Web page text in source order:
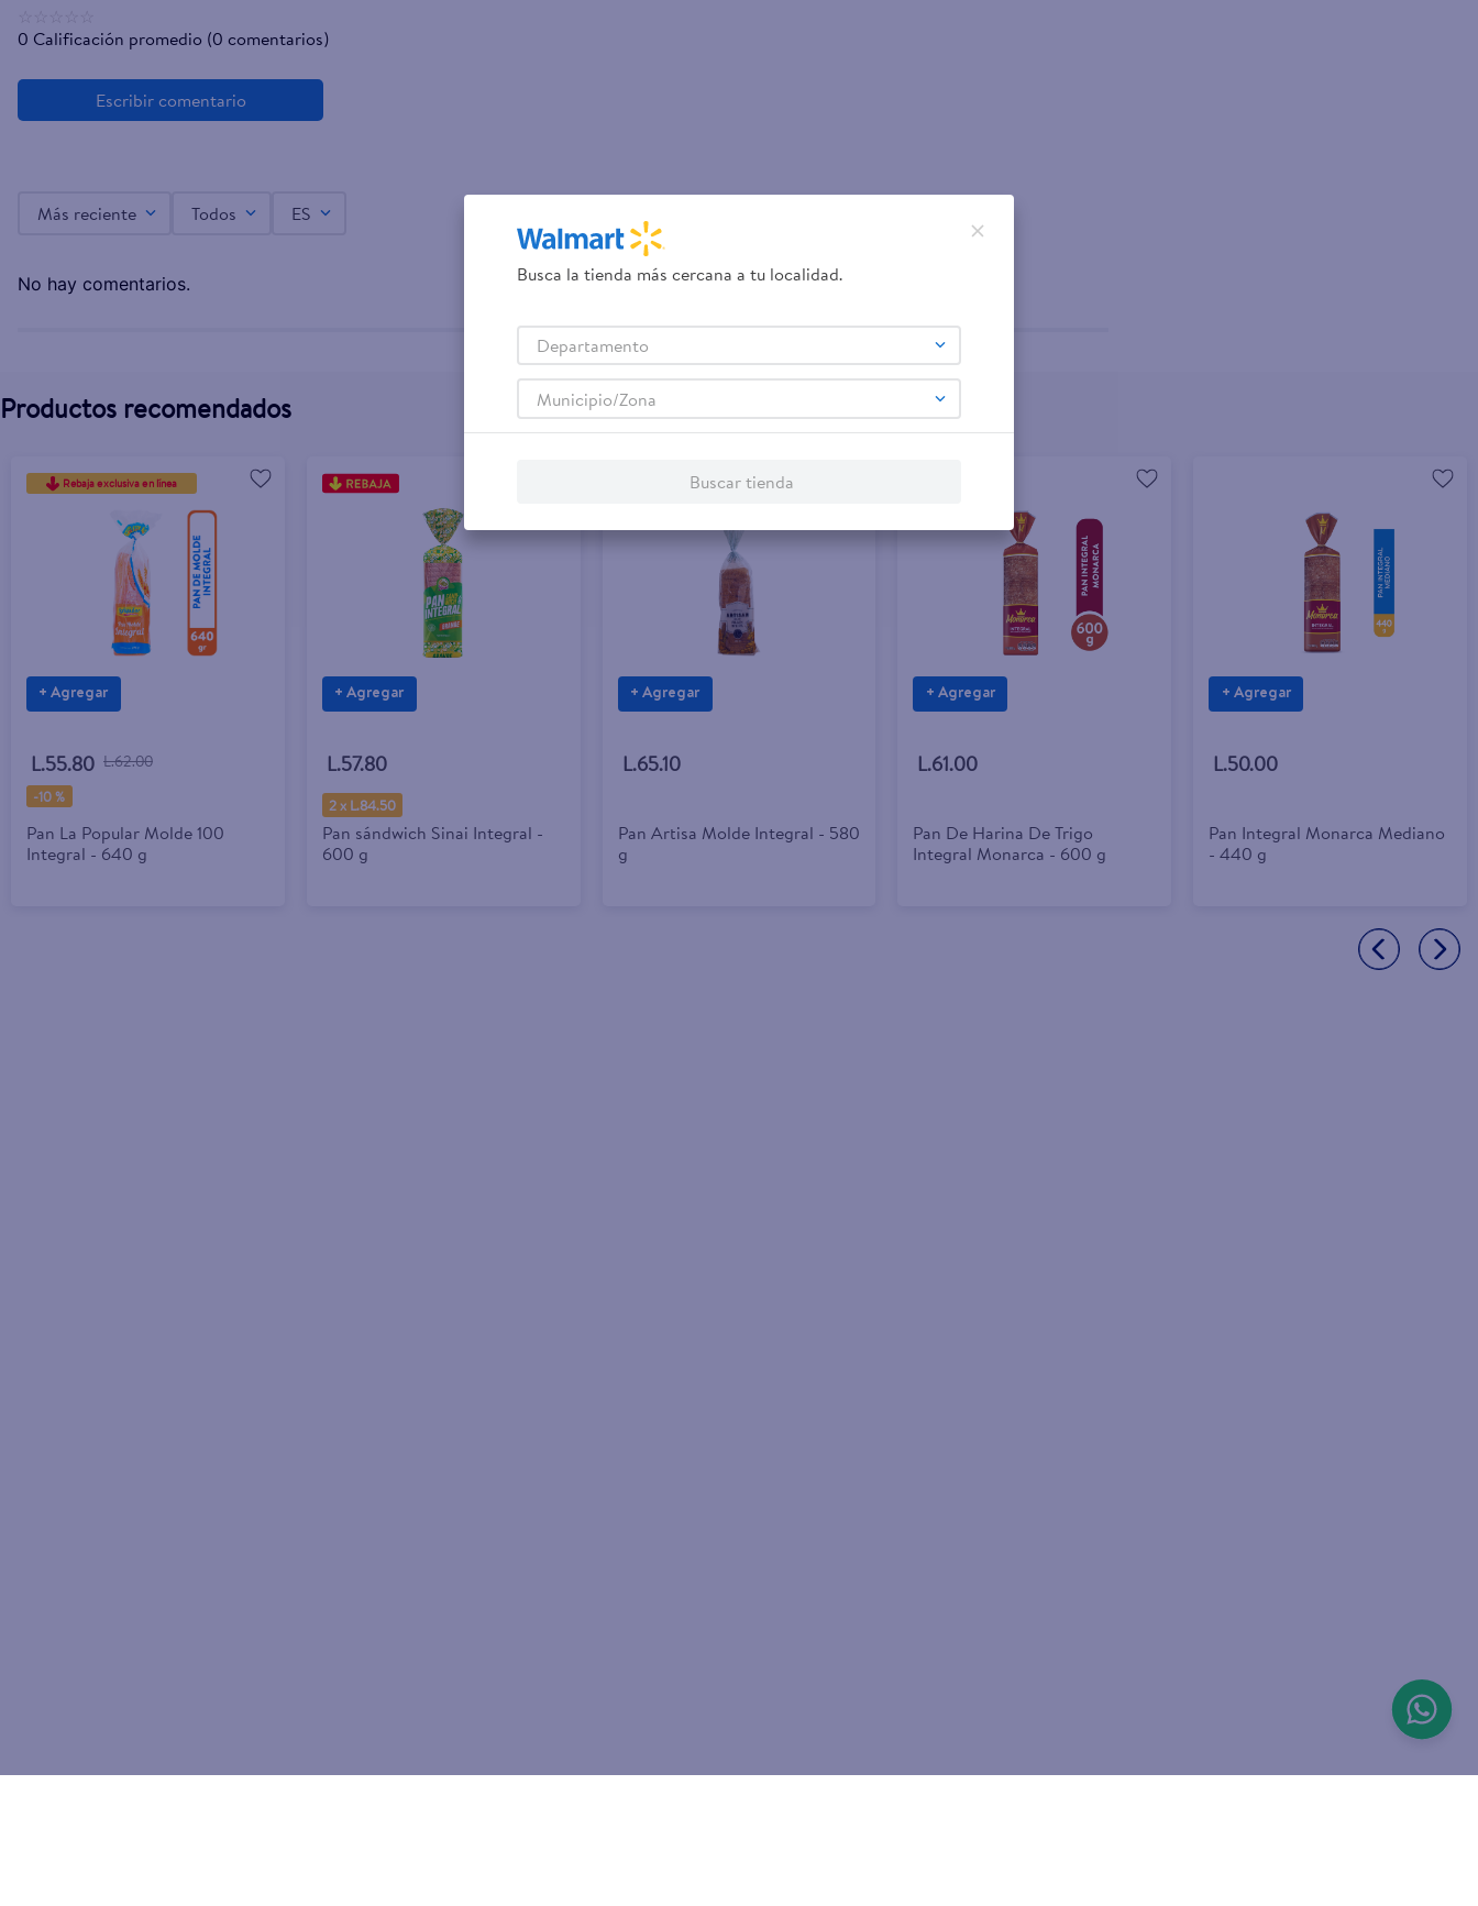
0 Calificación promedio (0 comentarios)
Más reciente Todos ES
No hay comentarios.
Productos recomendados
Rebaja exclusiva en línea
+ Agregar
L.55.80 L.62.00
-10 %
Pan La Popular Molde 100
Integral - 640 g
+ Agregar
L.57.80
2 x L.84.50
Pan sándwich Sinai Integral -
600 g
+ Agregar
L.65.10
Pan Artisa Molde Integral - 580
g
+ Agregar
L.61.00
Pan De Harina De Trigo
Integral Monarca - 600 g
+ Agregar
L.50.00
Pan Integral Monarca Mediano
- 440 g
Busca la tienda más cercana a tu localidad.
Departamento
Municipio/Zona
Buscar tienda